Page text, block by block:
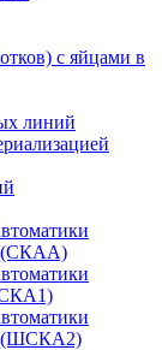
с яйцами в
линий
(СКАА)
(ШСКА2)